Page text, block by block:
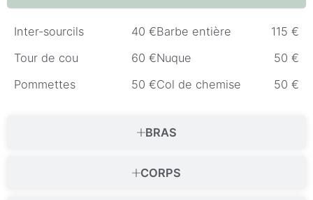
BRAS
CORPS
Inter-sourcils
Tour de cou
Pommettes
40 €
60 €
50 €
Barbe entière
Nuque
Col de chemise
115 €
50 €
50 €